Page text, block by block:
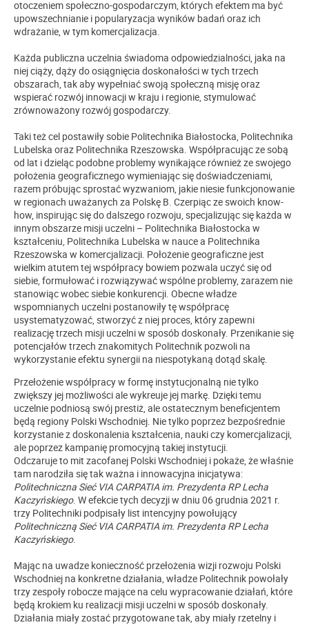
otoczeniem społeczno-gospodarczym, których efektem ma być
upowszechnianie i popularyzacja wyników badań oraz ich
wdrażanie, w tym komercjalizacja.
Każda publiczna uczelnia świadoma odpowiedzialności, jaka na
niej ciąży, dąży do osiągnięcia doskonałości w tych trzech
obszarach, tak aby wypełniać swoją społeczną misję oraz
wspierać rozwój innowacji w kraju i regionie, stymulować
zrównoważony rozwój gospodarczy.
Taki też cel postawiły sobie Politechnika Białostocka, Politechnika
Lubelska oraz Politechnika Rzeszowska. Współpracując ze sobą
od lat i dzieląc podobne problemy wynikające również ze swojego
położenia geograficznego wymieniając się doświadczeniami,
razem próbując sprostać wyzwaniom, jakie niesie funkcjonowanie
w regionach uważanych za Polskę B. Czerpiąc ze swoich know-
how, inspirując się do dalszego rozwoju, specjalizując się każda w
innym obszarze misji uczelni – Politechnika Białostocka w
kształceniu, Politechnika Lubelska w nauce a Politechnika
Rzeszowska w komercjalizacji. Położenie geograficzne jest
wielkim atutem tej współpracy bowiem pozwala uczyć się od
siebie, formułować i rozwiązywać wspólne problemy, zarazem nie
stanowiąc wobec siebie konkurencji. Obecne władze
wspomnianych uczelni postanowiły tę współpracę
usystematyzować, stworzyć z niej proces, który zapewni
realizację trzech misji uczelni w sposób doskonały. Przenikanie się
potencjałów trzech znakomitych Politechnik pozwoli na
wykorzystanie efektu synergii na niespotykaną dotąd skalę.
Przełożenie współpracy w formę instytucjonalną nie tylko
zwiększy jej możliwości ale wykreuje jej markę. Dzięki temu
uczelnie podniosą swój prestiż, ale ostatecznym beneficjentem
będą regiony Polski Wschodniej. Nie tylko poprzez bezpośrednie
korzystanie z doskonalenia kształcenia, nauki czy komercjalizacji,
ale poprzez kampanię promocyjną takiej instytucji.
Odczaruje to mit zacofanej Polski Wschodniej i pokaże, że właśnie
tam narodziła się tak ważna i innowacyjna inicjatywa:
Politechniczna Sieć VIA CARPATIA im. Prezydenta RP Lecha
Kaczyńskiego. W efekcie tych decyzji w dniu 06 grudnia 2021 r.
trzy Politechniki podpisały list intencyjny powołujący
Politechniczną Sieć VIA CARPATIA im. Prezydenta RP Lecha
Kaczyńskiego.
Mając na uwadze konieczność przełożenia wizji rozwoju Polski
Wschodniej na konkretne działania, władze Politechnik powołały
trzy zespoły robocze mające na celu wypracowanie działań, które
będą krokiem ku realizacji misji uczelni w sposób doskonały.
Działania miały zostać przygotowane tak, aby miały rzetelny i